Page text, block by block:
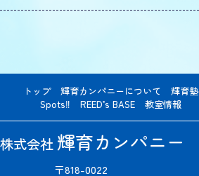
株式会社 輝育カンパニー
〒818-0022
トップ 輝育カンパニーについて
輝育塾
Spots‼
REED’s BASE 教室情報